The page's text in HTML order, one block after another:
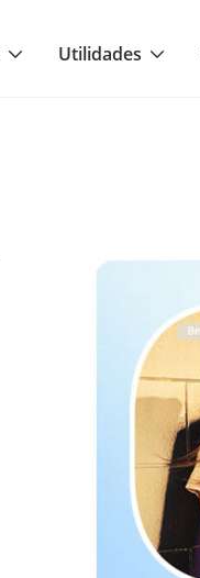
Utilidades